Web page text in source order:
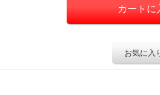
お気に入